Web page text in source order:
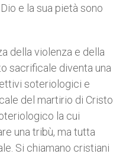
e la sua pietà sono
della violenza e della
sacrificale diventa una
soteriologici e
del martirio di Cristo
la cui
una tribù, ma tutta
Si chiamano cristiani